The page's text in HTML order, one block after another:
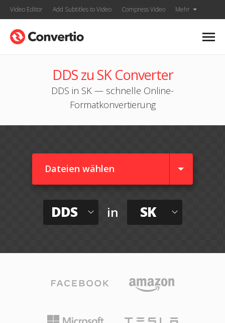
Video Editor Add Subtitles to Video Compress Video Mehr
DDS zu SK Converter
DDS in SK — schnelle Online-
Formatkonvertierung
Dateien wählen
DDS in SK